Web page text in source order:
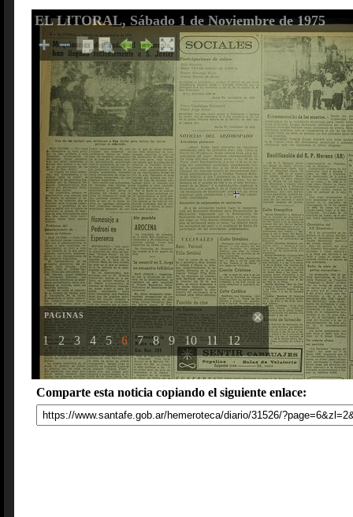
EL LITORAL, Sábado 1 de Noviembre de 1975
PAGINAS
1 2 3 4 5 6 7 8 9 10 11 12
Comparte esta noticia copiando el siguiente enlace: